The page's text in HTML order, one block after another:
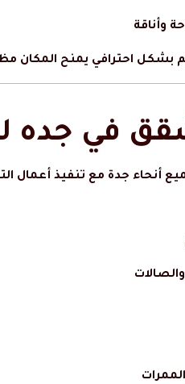
وأناقة
بشكل احترافي يمنح المكان
في جده
أنحاء جدة مع تنفيذ أعمال